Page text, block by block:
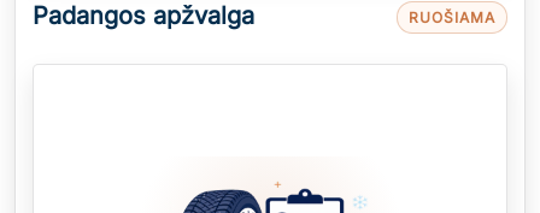
Padangos apžvalga RUOŠIAMA